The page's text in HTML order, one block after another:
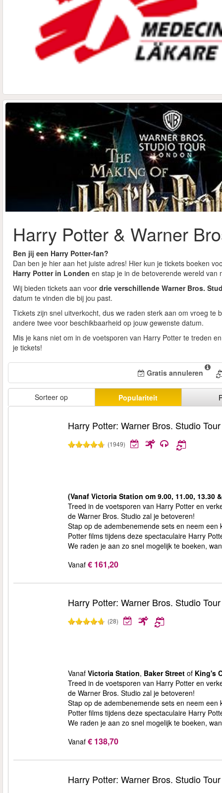
Harry Potter & Warner
Ben jij een Harry Potter-fan?
Dan ben je hier aan het juiste adres! Hier kun je tickets boeken
Harry Potter in Londen en stap je in de betoverende wereld van
Wij bieden tickets aan voor drie verschillende Warner Bros.
datum te vinden die bij jou past.
Tickets zijn snel uitverkocht, dus we raden sterk aan om vroeg
andere twee voor beschikbaarheid op jouw gewenste datum.
Mis je kans niet om in de voetsporen van Harry Potter te treden
je tickets!
Gratis annuleren
Sorteer op Populariteit
Harry Potter: Warner Bros. Studio
(1949)
(Vanaf Victoria Station om 9.00, 11.00, 13.30
Treed in de voetsporen van Harry Potter en
de Warner Bros. Studio zal je betoveren!
Stap op de adembenemende sets en neem
Potter films tijdens deze spectaculaire Harry
We raden je aan zo snel mogelijk te boeken,
Vanaf € 161,20
Harry Potter: Warner Bros. Studio
(28)
Vanaf Victoria Station, Baker Street of King's
Treed in de voetsporen van Harry Potter en
de Warner Bros. Studio zal je betoveren!
Stap op de adembenemende sets en neem
Potter films tijdens deze spectaculaire Harry
We raden je aan zo snel mogelijk te boeken,
Vanaf € 138,70
Harry Potter: Warner Bros. Studio